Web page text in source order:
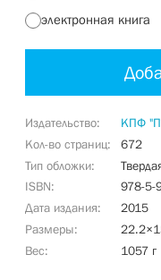
электронная книга
Издательство
КПФ
Кол-во страниц
672
Тип обложки
ISBN
978-5-
Дата издания
2015
Размеры
Вес
1057 г